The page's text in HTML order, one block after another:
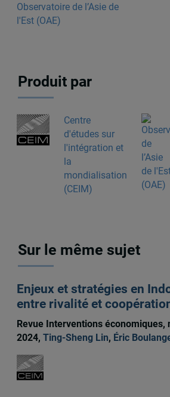
Observatoire de l’Asie de
l'Est (OAE)
Produit par
Centre
d'études sur
l'intégration et
la
mondialisation
(CEIM)
Sur le même sujet
Enjeux et stratégies en
entre rivalité et
Revue Interventions économiques,
2024, Ting-Sheng Lin, Éric